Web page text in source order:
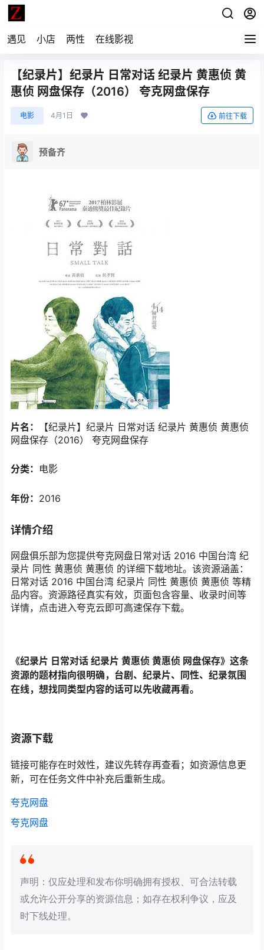
遇见 小店 两性 在线影视
【纪录片】纪录片 日常对话 纪录片 黄惠侦 黄
惠侦 网盘保存（2016） 夸克网盘保存
电影 4月1日 前往下载
预备齐
片名：
【纪录片】纪录片 日常对话 纪录片 黄惠侦 黄惠侦
网盘保存（2016） 夸克网盘保存
分类： 电影
年份： 2016
详情介绍
网盘俱乐部为您提供夸克网盘日常对话 2016 中国台湾 纪
录片 同性 黄惠侦 黄惠侦 的详细下载地址。该资源涵盖：
日常对话 2016 中国台湾 纪录片 同性 黄惠侦 黄惠侦 等精
品内容。资源路径真实有效，页面包含容量、收录时间等
详情，点击进入夸克云即可高速保存下载。
《纪录片 日常对话 纪录片 黄惠侦 黄惠侦 网盘保存》这条
资源的题材指向很明确，台剧、纪录片、同性、纪录氛围
在线，想找同类型内容的话可以先收藏再看。
资源下载
链接可能存在时效性，建议先转存再查看；如资源信息更
新，可在任务文件中补充后重新生成。
夸克网盘
夸克网盘
声明：仅应处理和发布你明确拥有授权、可合法转载
或允许公开分享的资源信息；如存在权利争议，应及
时下线处理。